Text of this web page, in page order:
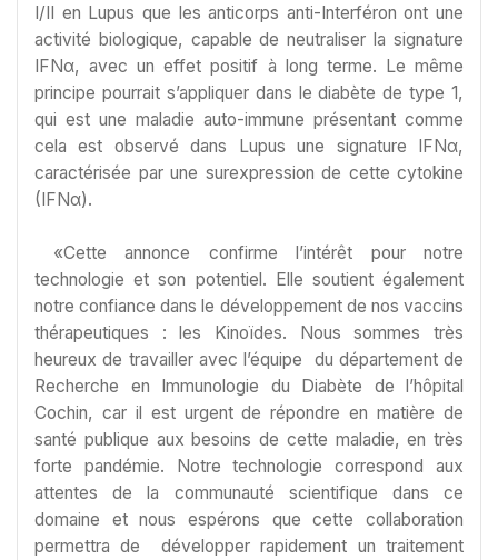
I/II en Lupus que les anticorps anti-Interféron ont une
activité biologique, capable de neutraliser la signature
IFNα, avec un effet positif à long terme. Le même
principe pourrait s’appliquer dans le diabète de type 1,
qui est une maladie auto-immune présentant comme
cela est observé dans Lupus une signature IFNα,
caractérisée par une surexpression de cette cytokine
(IFNα).
«Cette annonce confirme l’intérêt pour notre
technologie et son potentiel. Elle soutient également
notre confiance dans le développement de nos vaccins
thérapeutiques : les Kinoïdes. Nous sommes très
heureux de travailler avec l’équipe du département de
Recherche en Immunologie du Diabète de l’hôpital
Cochin, car il est urgent de répondre en matière de
santé publique aux besoins de cette maladie, en très
forte pandémie. Notre technologie correspond aux
attentes de la communauté scientifique dans ce
domaine et nous espérons que cette collaboration
permettra de développer rapidement un traitement